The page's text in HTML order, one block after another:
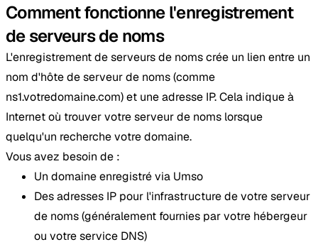
Comment fonctionne l'enregistrement
de serveurs de noms
L'enregistrement de serveurs de noms crée un lien entre un
nom d'hôte de serveur de noms (comme
ns1.votredomaine.com) et une adresse IP. Cela indique à
Internet où trouver votre serveur de noms lorsque
quelqu'un recherche votre domaine.
Vous avez besoin de :
Un domaine enregistré via Umso
Des adresses IP pour l'infrastructure de votre serveur
de noms (généralement fournies par votre hébergeur
ou votre service DNS)